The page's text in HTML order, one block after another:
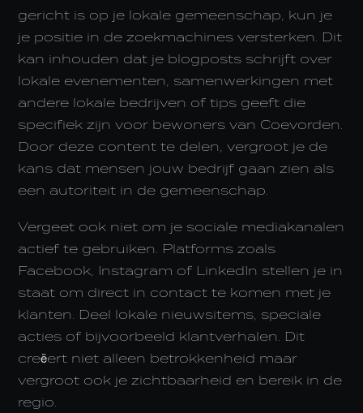
gericht is op je lokale gemeenschap, kun je
je positie in de zoekmachines versterken. Dit
kan inhouden dat je blogposts schrijft over
lokale evenementen, samenwerkingen met
andere lokale bedrijven of tips geeft die
specifiek zijn voor bewoners van Coevorden.
Door deze content te delen, vergroot je de
kans dat mensen jouw bedrijf gaan zien als
een autoriteit in de gemeenschap.
Vergeet ook niet om je sociale mediakanalen
actief te gebruiken. Platforms zoals
Facebook, Instagram of LinkedIn stellen je in
staat om direct in contact te komen met je
klanten. Deel lokale nieuwsitems, speciale
acties of bijvoorbeeld klantverhalen. Dit
creëert niet alleen betrokkenheid maar
vergroot ook je zichtbaarheid en bereik in de
regio.